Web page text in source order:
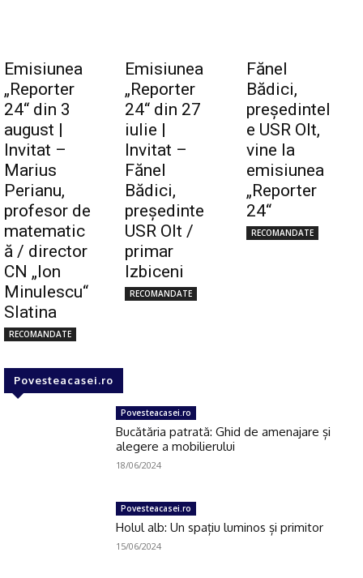
Emisiunea
„Reporter
24“ din 3
august |
Invitat –
Marius
Perianu,
profesor de
matematic
ă / director
CN „Ion
Minulescu“
Slatina
RECOMANDATE
Emisiunea
„Reporter
24“ din 27
iulie |
Invitat –
Fănel
Bădici,
preşedinte
USR Olt /
primar
Izbiceni
RECOMANDATE
Fănel
Bădici,
preşedintel
e USR Olt,
vine la
emisiunea
„Reporter
24“
RECOMANDATE
Povesteacasei.ro
Povesteacasei.ro
Bucătăria patrată: Ghid de amenajare și
alegere a mobilierului
18/06/2024
Povesteacasei.ro
Holul alb: Un spațiu luminos și primitor
15/06/2024